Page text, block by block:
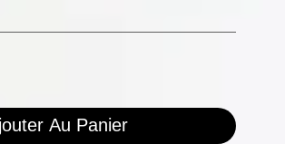
Au Panier